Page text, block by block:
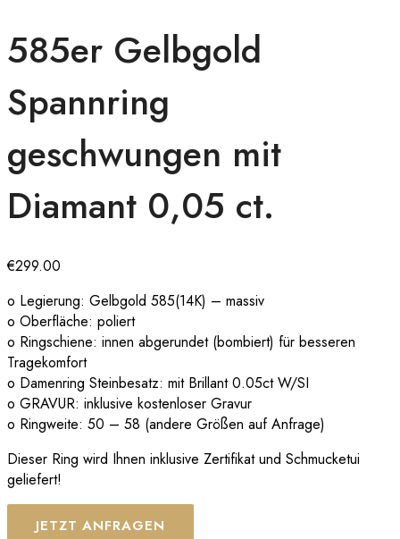
585er Gelbgold
Spannring
geschwungen mit
Diamant 0,05 ct.
€299.00
o Legierung: Gelbgold 585(14K) – massiv
o Oberfläche: poliert
o Ringschiene: innen abgerundet (bombiert) für besseren
Tragekomfort
o Damenring Steinbesatz: mit Brillant 0.05ct W/SI
o GRAVUR: inklusive kostenloser Gravur
o Ringweite: 50 – 58 (andere Größen auf Anfrage)
Dieser Ring wird Ihnen inklusive Zertifikat und Schmucketui
geliefert!
JETZT ANFRAGEN